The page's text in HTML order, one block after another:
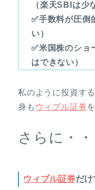
（楽天SBIは少
✅手数料が圧倒
い）
✅米国株のショ
はできない）
私のように投資す
身も ウィブル証券
さらに・・
ウィブル証券だ